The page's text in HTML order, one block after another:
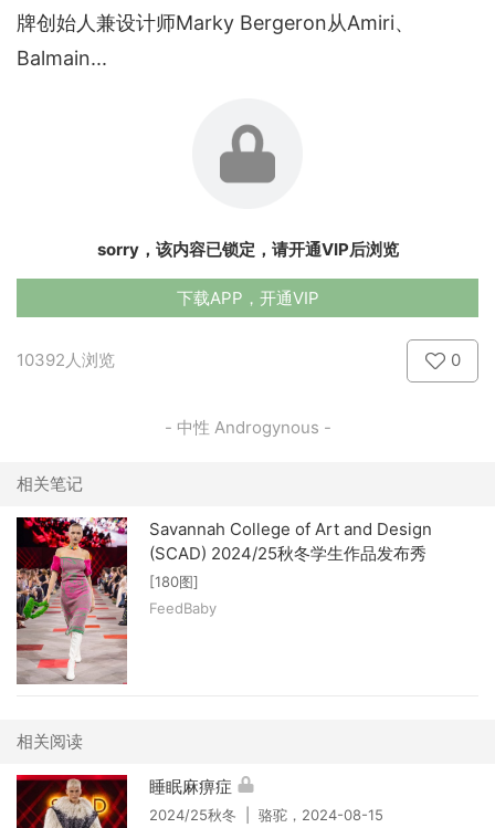
牌创始人兼设计师Marky Bergeron从Amiri、
Balmain...
sorry，该内容已锁定，请开通VIP后浏览
下载APP，开通VIP
10392人浏览 0
- 中性 Androgynous -
相关笔记
Savannah College of Art and Design
(SCAD) 2024/25秋冬学生作品发布秀
[180图]
FeedBaby
相关阅读
睡眠麻痹症
2024/25秋冬 | 骆驼，2024-08-15